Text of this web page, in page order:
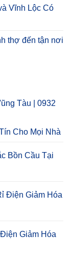
Vĩnh Lộc Có
thợ đến tận nơi
Tàu | 0932
Cho Mọi Nhà
Bồn Cầu Tại
Điện Giảm Hóa
Giảm Hóa